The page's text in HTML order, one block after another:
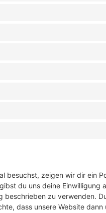
besuchst, zeigen wir dir ein
du uns deine
beschrieben zu verwenden.
dass unsere Website